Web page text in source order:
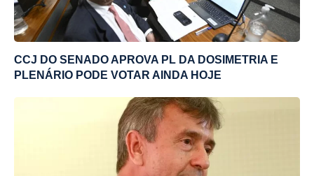
CCJ DO SENADO APROVA PL DA DOSIMETRIA E
PLENÁRIO PODE VOTAR AINDA HOJE